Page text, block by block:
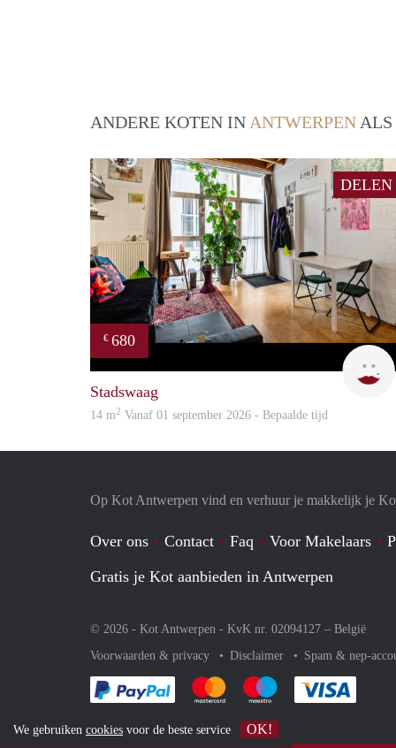
ANDERE KOTEN IN ANTWERPEN
DELEN
€ 680
Stadswaag
14 m2 Vanaf 01 september 2026 - Bepaalde tijd
Op Kot Antwerpen vind en verhuur je makkelijk je
Over ons Contact Faq Voor Makelaars
Gratis je Kot aanbieden in Antwerpen
© 2026 - Kot Antwerpen - KvK nr. 02094127 – België
Voorwaarden & privacy
Disclaimer Spam & nep-
Je rekent gemakkelijk af met Paypal
Je rekent gemakkelijk af met
Je rekent gemakkelijk
We gebruiken cookies voor de beste service OK!